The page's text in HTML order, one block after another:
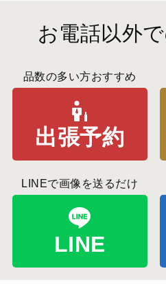
お電話以外
品数の多い方おすすめ
出張予約
LINEで画像を送るだけ
LINE